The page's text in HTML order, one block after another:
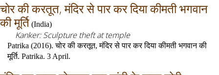
चोर की करतूत, मंदिर से पार कर दिया कीमती भगवान
की मूर्ति (India)
Kanker: Sculpture theft at temple
Patrika (2016). चोर की करतूत, मंदिर से पार कर दिया कीमती भगवान की
मूर्ति. Patrika. 3 April.